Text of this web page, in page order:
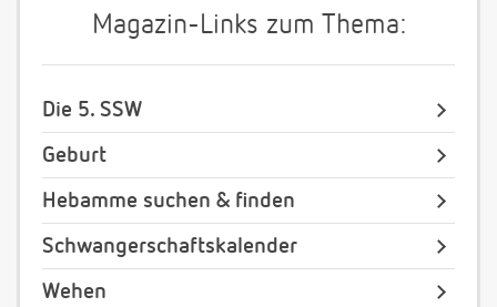
Magazin-Links zum Thema:
Die 5. SSW
Geburt
Hebamme suchen & finden
Schwangerschaftskalender
Wehen